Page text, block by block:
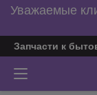
Уважаемые
Запчасти к